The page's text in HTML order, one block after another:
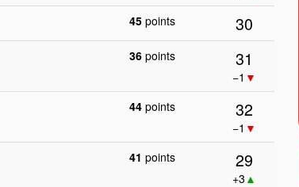
45 points 30
36 points 31
−1 ▼
44 points 32
−1 ▼
41 points 29
+3 ▲